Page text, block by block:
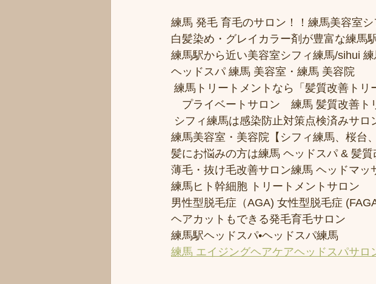
練馬 発毛 育毛のサロン！！練馬美容室
白髪染め・グレイカラー剤が豊富な練馬
練馬駅から近い美容室シフィ練馬/sihui
ヘッドスパ 練馬 美容室・練馬 美容院
練馬トリートメントなら「髪質改善トリ
プライベートサロン　練馬 髪質改善ト
シフィ練馬は感染防止対策点検済みサ
練馬美容室・美容院【シフィ練馬、桜台
髪にお悩みの方は練馬 ヘッドスパ & 髪
薄毛・抜け毛改善サロン練馬 ヘッドマッ
練馬ヒト幹細胞 トリートメントサロン
男性型脱毛症（AGA) 女性型脱毛症
ヘアカットもできる発毛育毛サロン
練馬駅ヘッドスパ•ヘッドスパ練馬
練馬 エイジングヘアケアヘッドスパサロ